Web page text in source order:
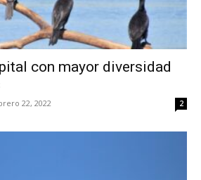
con mayor diversidad
22, 2022 2